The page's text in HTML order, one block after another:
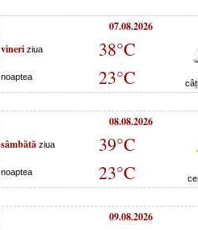
07.08.2026
vineri ziua 38°C
noaptea 23°C
08.08.2026
sâmbătă ziua 39°C
noaptea 23°C
09.08.2026